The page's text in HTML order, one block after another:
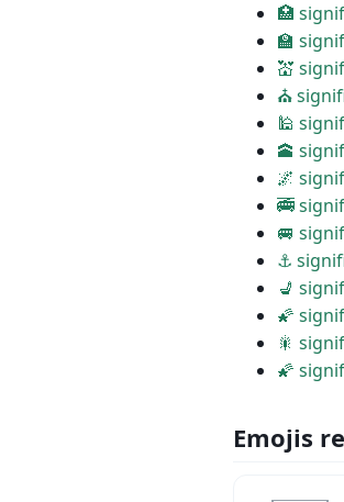
🏥
🏫
💒
⛪
🕌
🕋
🌌
🚎
🚐
⚓
💺
🌠
🎇
🌠
Emojis